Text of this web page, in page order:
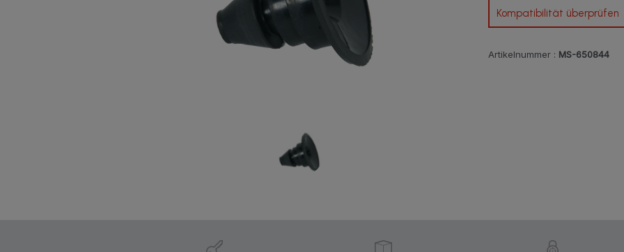
Kompatibilität überprüfen
Artikelnummer : MS-650844